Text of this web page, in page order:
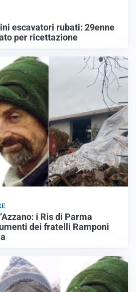
escavatori rubati: 29enne
per ricettazione
i Ris di Parma
dei fratelli Ramponi